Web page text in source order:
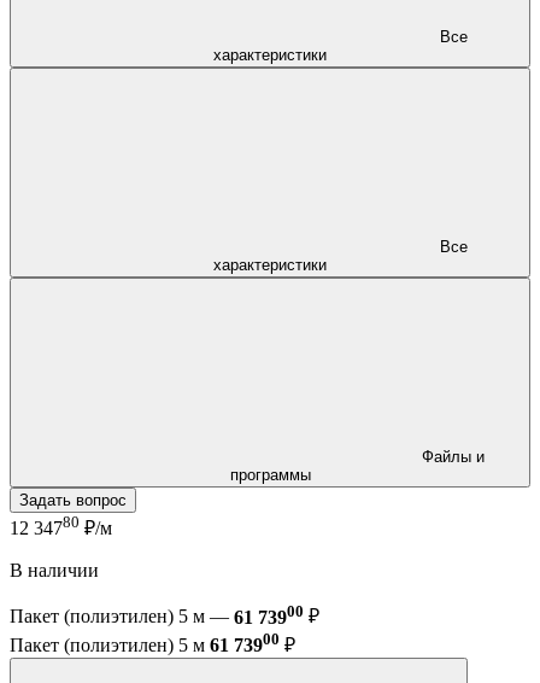
характеристики
характеристики
программы
Задать вопрос
12 34780 ₽/м
В наличии
Пакет (полиэтилен) 5 м — 61 73900 ₽
Пакет (полиэтилен) 5 м 61 73900 ₽